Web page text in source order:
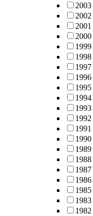
2003
2002
2001
2000
1999
1998
1997
1996
1995
1994
1993
1992
1991
1990
1989
1988
1987
1986
1985
1983
1982